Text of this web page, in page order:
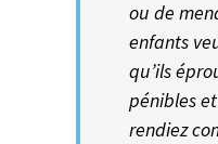
ou de
enfants
qu’ils
pénibles
rendiez